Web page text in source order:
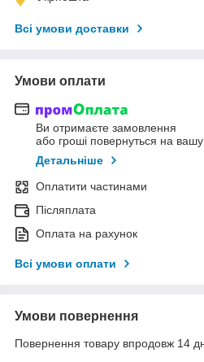
Всі умови доставки
Умови оплати
Ви отримаєте замовлення
або гроші повернуться на вашу
Детальніше
Оплатити частинами
Післяплата
Оплата на рахунок
Всі умови оплати
Умови повернення
Повернення товару впродовж 14